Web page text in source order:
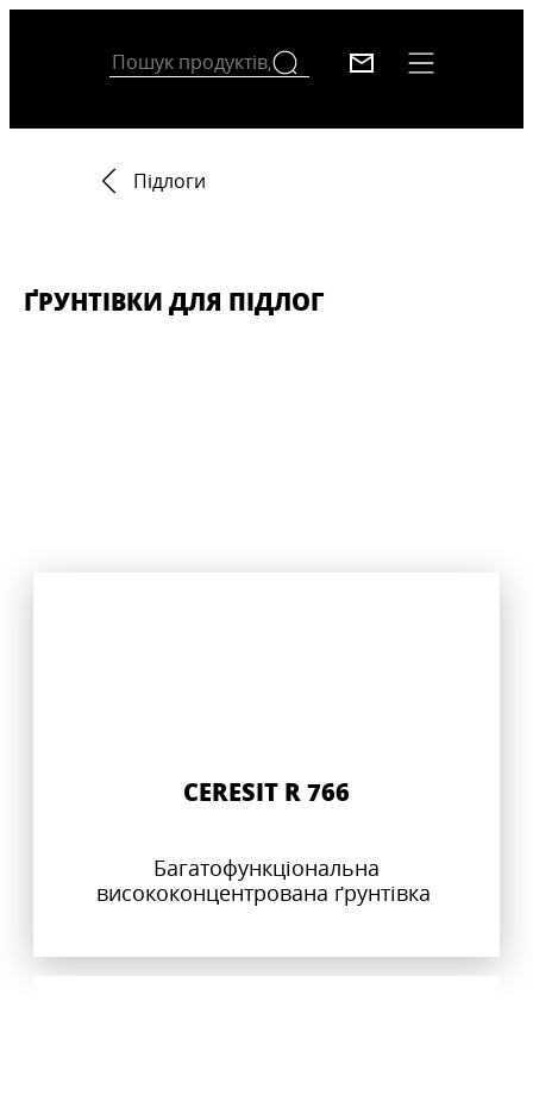
Підлоги
ҐРУНТІВКИ ДЛЯ ПІДЛОГ
CERESIT R 766
Багатофункціональна
висококонцентрована ґрунтівка